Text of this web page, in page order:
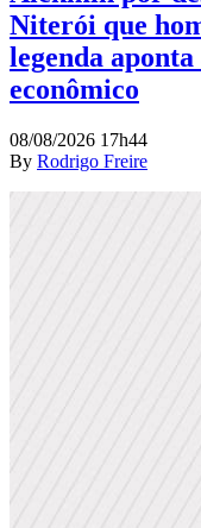
Niterói que
legenda
econômico
08/08/2026 17h44
By Rodrigo Freire